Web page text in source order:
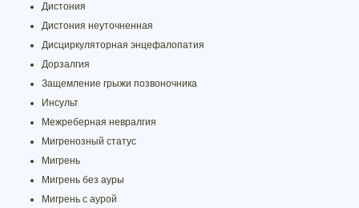
Дистония
Дистония неуточненная
Дисциркуляторная энцефалопатия
Дорзалгия
Защемление грыжи позвоночника
Инсульт
Межреберная невралгия
Мигренозный статус
Мигрень
Мигрень без ауры
Мигрень с аурой